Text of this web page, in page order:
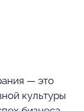
— это
культуры